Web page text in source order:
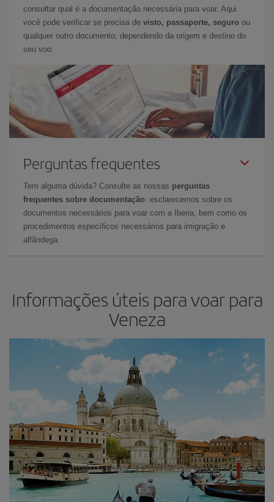
consultar qual é a documentação necessária para voar. Aqui
você pode verificar se precisa de visto, passaporte, seguro ou
qualquer outro documento, dependendo da origem e destino do
seu voo.
Perguntas frequentes
Tem alguma dúvida? Consulte as nossas perguntas
frequentes sobre documentação: esclarecemos sobre os
documentos necessários para voar com a Iberia, bem como os
procedimentos específicos necessários para imigração e
alfândega.
Informações úteis para voar para
Veneza